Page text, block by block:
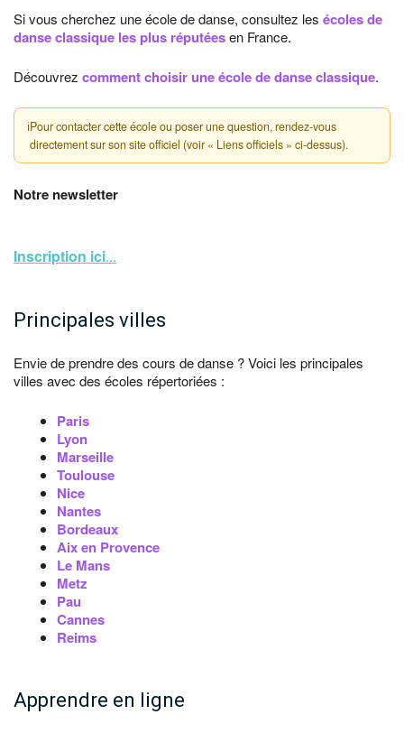
Si vous cherchez une école de danse, consultez les écoles de
danse classique les plus réputéesen France.
Découvrez comment choisir une école de danse classique.
ℹPour contacter cette école ou poser une question, rendez-vous
directement sur son site officiel (voir « Liens officiels » ci-dessus).
Notre newsletter
Inscription ici...
Principales villes
Envie de prendre des cours de danse ? Voici les principales
villes avec des écoles répertoriées :
Paris
Lyon
Marseille
Toulouse
Nice
Nantes
Bordeaux
Aix en Provence
Le Mans
Metz
Pau
Cannes
Reims
Apprendre en ligne